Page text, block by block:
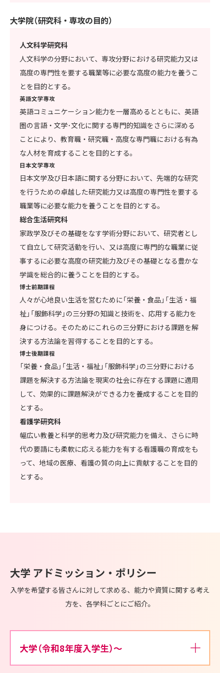
大学院（研究科・専攻の目的）
人文科学研究科
人文科学の分野において、専攻分野における研究能力又は
高度の専門性を要する職業等に必要な高度の能力を養うこ
とを目的とする。
英語文学専攻
英語コミュニケーション能力を一層高めるとともに、英語
圏の言語・文学･文化に関する専門的知識をさらに深める
ことにより、教育職・研究職・高度な専門職における有為
な人材を育成することを目的とする。
日本文学専攻
日本文学及び日本語に関する分野において、先端的な研究
を行うための卓越した研究能力又は高度の専門性を要する
職業等に必要な能力を養うことを目的とする。
総合生活研究科
家政学及びその基礎をなす学術分野において、研究者とし
て自立して研究活動を行い、又は高度に専門的な職業に従
事するに必要な高度の研究能力及びその基礎となる豊かな
学識を総合的に養うことを目的とする。
博士前期課程
人々が心地良い生活を営むために「栄養・食品」「生活・福
祉」「服飾科学」の三分野の知識と技術を、応用する能力を
身につける。そのためにこれらの三分野における課題を解
決する方法論を習得することを目的とする。
博士後期課程
「栄養・食品」「生活・福祉」「服飾科学」の三分野における
課題を解決する方法論を現実の社会に存在する課題に適用
して、効果的に課題解決ができる力を養成することを目的
とする。
看護学研究科
幅広い教養と科学的思考力及び研究能力を備え、さらに時
代の要請にも柔軟に応える能力を有する看護職の育成をも
って、地域の医療、看護の質の向上に貢献することを目的
とする。
大学 アドミッション・ポリシー
入学を希望する皆さんに対して求める、能力や資質に関する考え
方を、各学科ごとにご紹介。
大学（令和8年度入学生）～